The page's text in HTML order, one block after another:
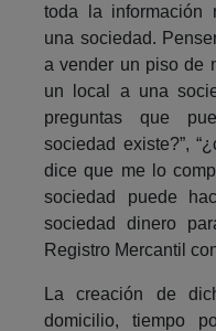
toda la información
una sociedad.
a vender un piso de
un local a una
preguntas que
sociedad existe?”,
dice que me lo
sociedad puede
sociedad dinero
Registro Mercantil
La creación de
domicilio, tiempo